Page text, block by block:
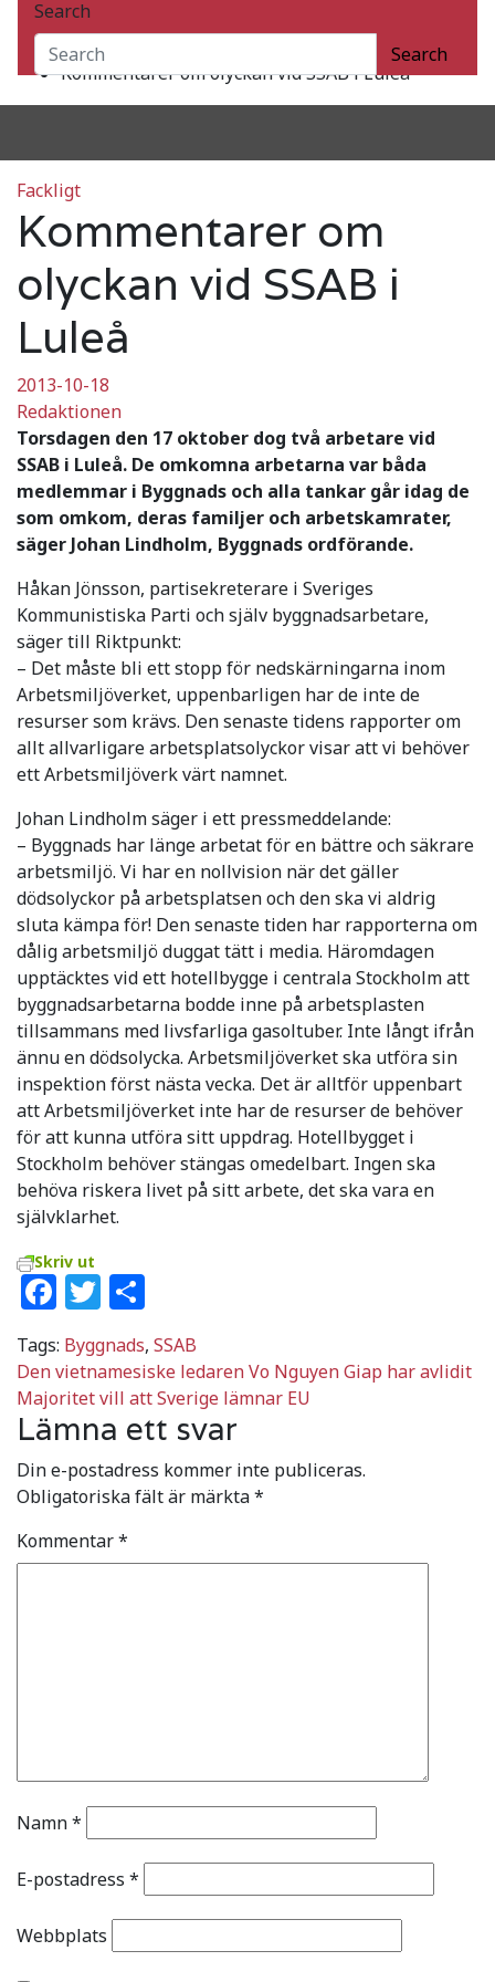
Search
Search
2013
oktober
Kommentarer om olyckan vid SSAB i Luleå
Fackligt
Kommentarer om
olyckan vid SSAB i
Luleå
2013-10-18
Redaktionen
Torsdagen den 17 oktober dog två arbetare vid
SSAB i Luleå. De omkomna arbetarna var båda
medlemmar i Byggnads och alla tankar går idag de
som omkom, deras familjer och arbetskamrater,
säger Johan Lindholm, Byggnads ordförande.
Håkan Jönsson, partisekreterare i Sveriges
Kommunistiska Parti och själv byggnadsarbetare,
säger till Riktpunkt:
– Det måste bli ett stopp för nedskärningarna inom
Arbetsmiljöverket, uppenbarligen har de inte de
resurser som krävs. Den senaste tidens rapporter om
allt allvarligare arbetsplatsolyckor visar att vi behöver
ett Arbetsmiljöverk värt namnet.
Johan Lindholm säger i ett pressmeddelande:
– Byggnads har länge arbetat för en bättre och säkrare
arbetsmiljö. Vi har en nollvision när det gäller
dödsolyckor på arbetsplatsen och den ska vi aldrig
sluta kämpa för! Den senaste tiden har rapporterna om
dålig arbetsmiljö duggat tätt i media. Häromdagen
upptäcktes vid ett hotellbygge i centrala Stockholm att
byggnadsarbetarna bodde inne på arbetsplasten
tillsammans med livsfarliga gasoltuber. Inte långt ifrån
ännu en dödsolycka. Arbetsmiljöverket ska utföra sin
inspektion först nästa vecka. Det är alltför uppenbart
att Arbetsmiljöverket inte har de resurser de behöver
för att kunna utföra sitt uppdrag. Hotellbygget i
Stockholm behöver stängas omedelbart. Ingen ska
behöva riskera livet på sitt arbete, det ska vara en
självklarhet.
Skriv ut
Facebook
Twitter
Tags: Byggnads, SSAB
Inläggsnavigering
Den vietnamesiske ledaren Vo Nguyen Giap har avlidit
Majoritet vill att Sverige lämnar EU
Lämna ett svar
Din e-postadress kommer inte publiceras.
Obligatoriska fält är märkta*
Kommentar*
Namn*
E-postadress *
Webbplats